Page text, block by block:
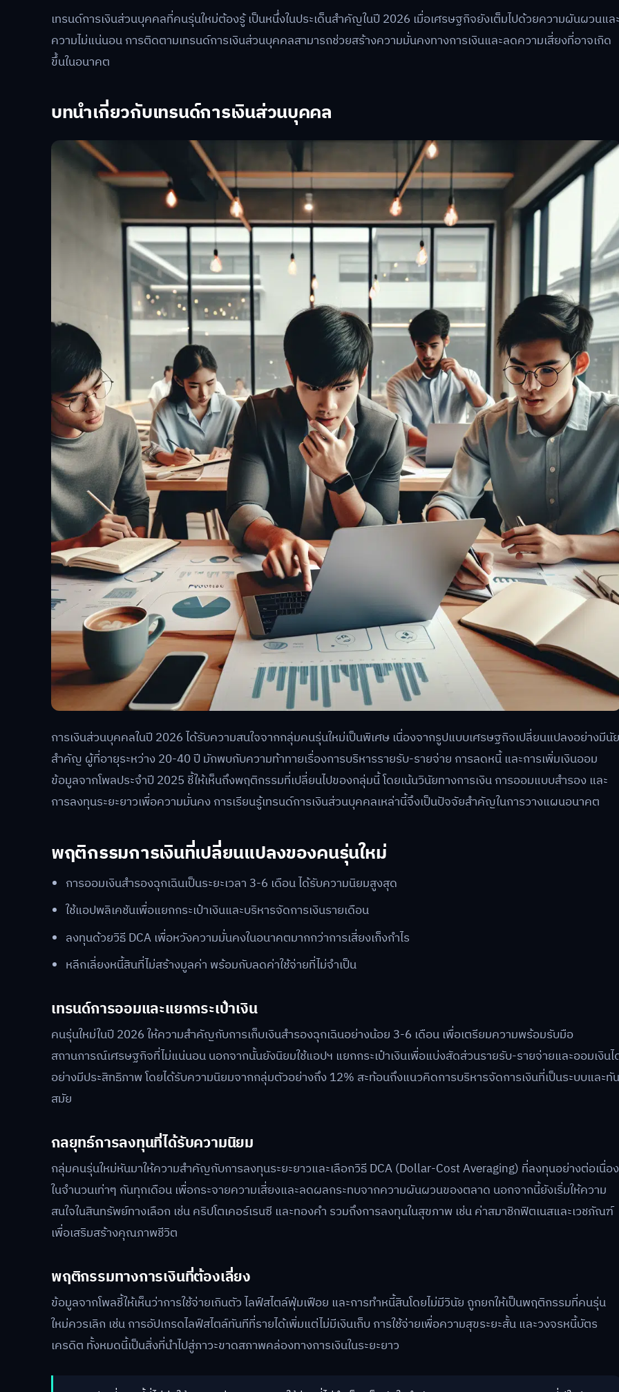
เทรนด์การเงินส่วนบุคคลที่คนรุ่นใหม่ต้องรู้ เป็นหนึ่งในประเด็นสำคัญในปี 2026 เมื่อเศรษฐกิจยังเต็มไปด้วยความผันผวนแล
ความไม่แน่นอน การติดตามเทรนด์การเงินส่วนบุคคลสามารถช่วยสร้างความมั่นคงทางการเงินและลดความเสี่ยงที่อาจเกิด
ขึ้นในอนาคต
บทนำเกี่ยวกับเทรนด์การเงินส่วนบุคคล
การเงินส่วนบุคคลในปี 2026 ได้รับความสนใจจากกลุ่มคนรุ่นใหม่เป็นพิเศษ เนื่องจากรูปแบบเศรษฐกิจเปลี่ยนแปลงอย่างมีนัย
สำคัญ ผู้ที่อายุระหว่าง 20-40 ปี มักพบกับความท้าทายเรื่องการบริหารรายรับ-รายจ่าย การลดหนี้ และการเพิ่มเงินออม
ข้อมูลจากโพลประจำปี 2025 ชี้ให้เห็นถึงพฤติกรรมที่เปลี่ยนไปของกลุ่มนี้ โดยเน้นวินัยทางการเงิน การออมแบบสำรอง และ
การลงทุนระยะยาวเพื่อความมั่นคง การเรียนรู้เทรนด์การเงินส่วนบุคคลเหล่านี้จึงเป็นปัจจัยสำคัญในการวางแผนอนาคต
พฤติกรรมการเงินที่เปลี่ยนแปลงของคนรุ่นใหม่
การออมเงินสำรองฉุกเฉินเป็นระยะเวลา 3-6 เดือน ได้รับความนิยมสูงสุด
ใช้แอปพลิเคชันเพื่อแยกกระเป๋าเงินและบริหารจัดการเงินรายเดือน
ลงทุนด้วยวิธี DCA เพื่อหวังความมั่นคงในอนาคตมากกว่าการเสี่ยงเก็งกำไร
หลีกเลี่ยงหนี้สินที่ไม่สร้างมูลค่า พร้อมกับลดค่าใช้จ่ายที่ไม่จำเป็น
เทรนด์การออมและแยกกระเป๋าเงิน
คนรุ่นใหม่ในปี 2026 ให้ความสำคัญกับการเก็บเงินสำรองฉุกเฉินอย่างน้อย 3-6 เดือน เพื่อเตรียมความพร้อมรับมือ
สถานการณ์เศรษฐกิจที่ไม่แน่นอน นอกจากนั้นยังนิยมใช้แอปฯ แยกกระเป๋าเงินเพื่อแบ่งสัดส่วนรายรับ-รายจ่ายและออมเงินไ
อย่างมีประสิทธิภาพ โดยได้รับความนิยมจากกลุ่มตัวอย่างถึง 12% สะท้อนถึงแนวคิดการบริหารจัดการเงินที่เป็นระบบและทัน
สมัย
กลยุทธ์การลงทุนที่ได้รับความนิยม
กลุ่มคนรุ่นใหม่หันมาให้ความสำคัญกับการลงทุนระยะยาวและเลือกวิธี DCA (Dollar-Cost Averaging) ที่ลงทุนอย่างต่อเนื่อง
ในจำนวนเท่าๆ กันทุกเดือน เพื่อกระจายความเสี่ยงและลดผลกระทบจากความผันผวนของตลาด นอกจากนี้ยังเริ่มให้ความ
สนใจในสินทรัพย์ทางเลือก เช่น คริปโตเคอร์เรนซี และทองคำ รวมถึงการลงทุนในสุขภาพ เช่น ค่าสมาชิกฟิตเนสและเวชภัณฑ์
เพื่อเสริมสร้างคุณภาพชีวิต
พฤติกรรมทางการเงินที่ต้องเลี่ยง
ข้อมูลจากโพลชี้ให้เห็นว่าการใช้จ่ายเกินตัว ไลฟ์สไตล์ฟุ่มเฟือย และการทำหนี้สินโดยไม่มีวินัย ถูกยกให้เป็นพฤติกรรมที่คนรุ่น
ใหม่ควรเลิก เช่น การอัปเกรดไลฟ์สไตล์ทันทีที่รายได้เพิ่มแต่ไม่มีเงินเก็บ การใช้จ่ายเพื่อความสุขระยะสั้น และวงจรหนี้บัตร
เครดิต ทั้งหมดนี้เป็นสิ่งที่นำไปสู่ภาวะขาดสภาพคล่องทางการเงินในระยะยาว